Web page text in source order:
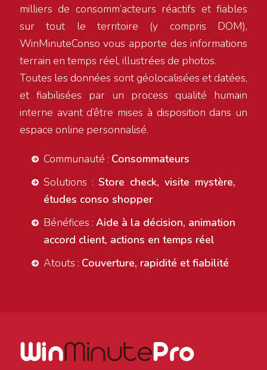
milliers de consomm’acteurs réactifs et fiables
sur tout le territoire (y compris DOM),
WinMinuteConso vous apporte des informations
terrain en temps réel, illustrées de photos.
Toutes les données sont géolocalisées et datées,
et fiabilisées par un process qualité humain
interne avant d’être mises à disposition dans un
espace online personnalisé.
Communauté : Consommateurs
Solutions : Store check, visite mystère,
études conso shopper
Bénéfices : Aide à la décision, animation
accord client, actions en temps réel
Atouts : Couverture, rapidité et fiabilité
WinMinutePro